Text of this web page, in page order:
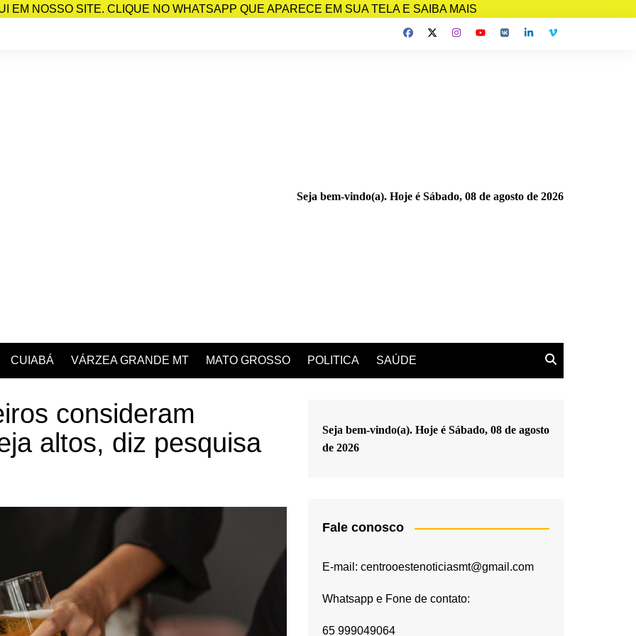
EM NOSSO SITE. CLIQUE NO WHATSAPP QUE APARECE EM SUA TELA E SAIBA MAIS
Seja bem-vindo(a). Hoje é Sábado, 08 de agosto de 2026
CUIABÁ VÁRZEA GRANDE MT MATO GROSSO POLITICA SAÚDE
consideram
altos, diz pesquisa
Seja bem-vindo(a). Hoje é Sábado, 08 de agosto
de 2026
Fale conosco
E-mail: centrooestenoticiasmt@gmail.com
Whatsapp e Fone de contato:
65 999049064